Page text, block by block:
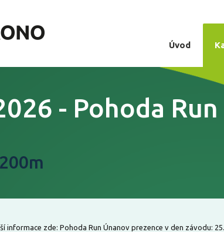
Úvod
- Pohoda
informace zde: Pohoda Run Únanov prezence v den závodu: